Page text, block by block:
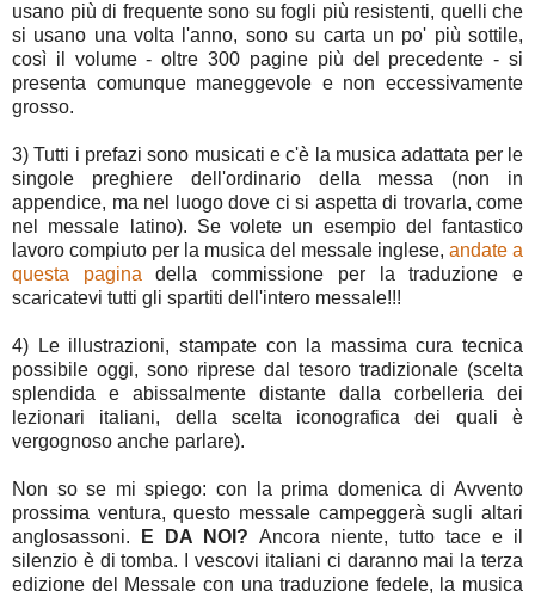
usano più di frequente sono su fogli più resistenti, quelli che
si usano una volta l'anno, sono su carta un po' più sottile,
così il volume - oltre 300 pagine più del precedente - si
presenta comunque maneggevole e non eccessivamente
grosso.
3) Tutti i prefazi sono musicati e c'è la musica adattata per le
singole preghiere dell'ordinario della messa (non in
appendice, ma nel luogo dove ci si aspetta di trovarla, come
nel messale latino). Se volete un esempio del fantastico
lavoro compiuto per la musica del messale inglese, andate a
questa pagina della commissione per la traduzione e
scaricatevi tutti gli spartiti dell'intero messale!!!
4) Le illustrazioni, stampate con la massima cura tecnica
possibile oggi, sono riprese dal tesoro tradizionale (scelta
splendida e abissalmente distante dalla corbelleria dei
lezionari italiani, della scelta iconografica dei quali è
vergognoso anche parlare).
Non so se mi spiego: con la prima domenica di Avvento
prossima ventura, questo messale campeggerà sugli altari
anglosassoni.
E DA NOI? Ancora niente, tutto tace e il
silenzio è di tomba. I vescovi italiani ci daranno mai la terza
edizione del Messale con una traduzione fedele, la musica